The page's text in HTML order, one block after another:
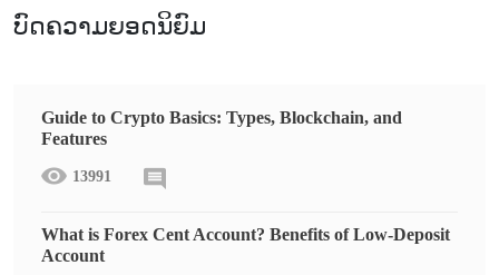
ບົດຄວາມຍອດນິຍົມ
Guide to Crypto Basics: Types, Blockchain, and
Features
13991
What is Forex Cent Account? Benefits of Low-Deposit
Account